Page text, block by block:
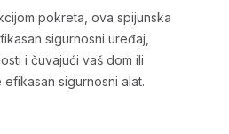
pokreta, ova spijunska
sigurnosni uređaj,
i čuvajući vaš dom ili
sigurnosni alat.